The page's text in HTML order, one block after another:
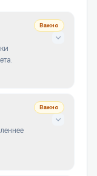
Важно
Важно